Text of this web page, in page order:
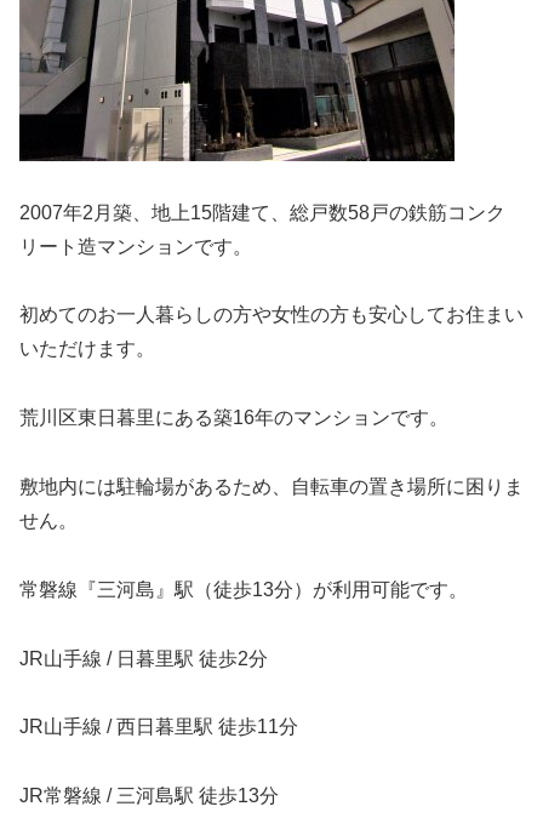
2007年2月築、地上15階建て、総戸数58戸の鉄筋コンク
リート造マンションです。
初めてのお一人暮らしの方や女性の方も安心してお住まい
いただけます。
荒川区東日暮里にある築16年のマンションです。
敷地内には駐輪場があるため、自転車の置き場所に困りま
せん。
常磐線『三河島』駅（徒歩13分）が利用可能です。
JR山手線 / 日暮里駅 徒歩2分
JR山手線 / 西日暮里駅 徒歩11分
JR常磐線 / 三河島駅 徒歩13分